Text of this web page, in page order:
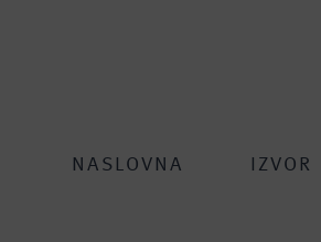
NASLOVNA IZVOR